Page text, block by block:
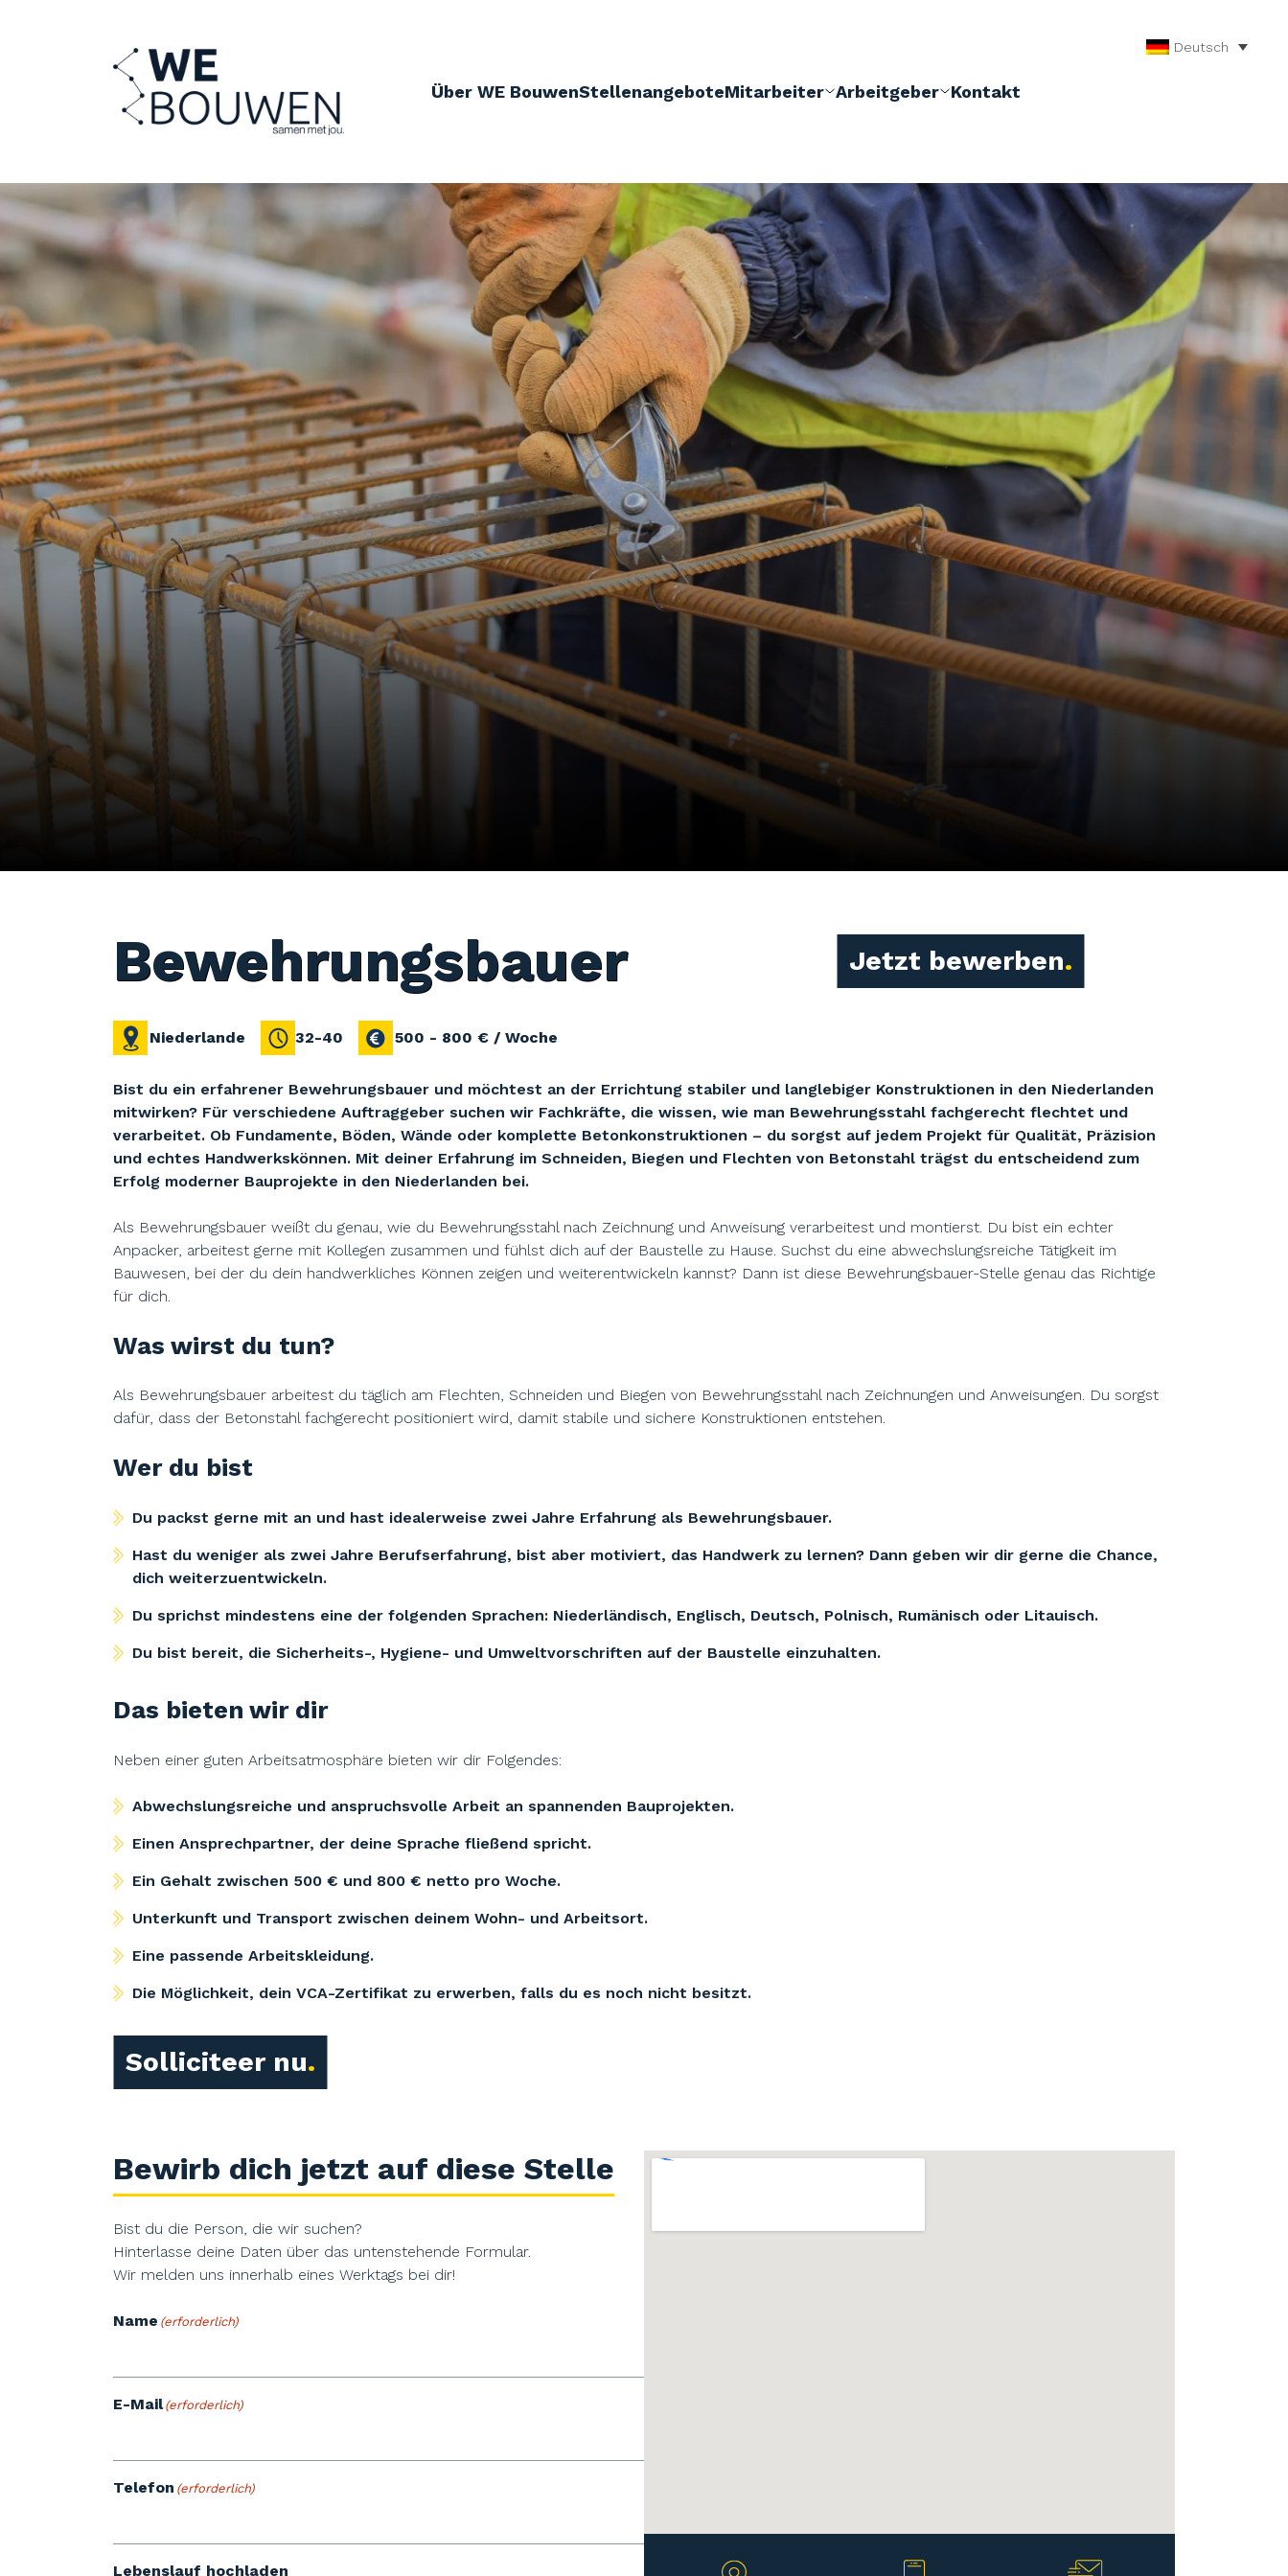
Deutsch
Über WE BouwenStellenangeboteMitarbeiter Arbeitgeber Kontakt
Bewehrungsbauer Jetzt bewerben
Niederlande 32-40 500 - 800 € / Woche
Bist du ein erfahrener Bewehrungsbauer und möchtest an der Errichtung stabiler und langlebiger Konstruktionen in den Niederlanden
mitwirken? Für verschiedene Auftraggeber suchen wir Fachkräfte, die wissen, wie man Bewehrungsstahl fachgerecht flechtet und
verarbeitet. Ob Fundamente, Böden, Wände oder komplette Betonkonstruktionen – du sorgst auf jedem Projekt für Qualität, Präzision
und echtes Handwerkskönnen. Mit deiner Erfahrung im Schneiden, Biegen und Flechten von Betonstahl trägst du entscheidend zum
Erfolg moderner Bauprojekte in den Niederlanden bei.
Als Bewehrungsbauer weißt du genau, wie du Bewehrungsstahl nach Zeichnung und Anweisung verarbeitest und montierst. Du bist ein echter
Anpacker, arbeitest gerne mit Kollegen zusammen und fühlst dich auf der Baustelle zu Hause. Suchst du eine abwechslungsreiche Tätigkeit im
Bauwesen, bei der du dein handwerkliches Können zeigen und weiterentwickeln kannst? Dann ist diese Bewehrungsbauer-Stelle genau das Richtige
für dich.
Was wirst du tun?
Als Bewehrungsbauer arbeitest du täglich am Flechten, Schneiden und Biegen von Bewehrungsstahl nach Zeichnungen und Anweisungen. Du sorgst
dafür, dass der Betonstahl fachgerecht positioniert wird, damit stabile und sichere Konstruktionen entstehen.
Wer du bist
Du packst gerne mit an und hast idealerweise zwei Jahre Erfahrung als Bewehrungsbauer.
Hast du weniger als zwei Jahre Berufserfahrung, bist aber motiviert, das Handwerk zu lernen? Dann geben wir dir gerne die Chance,
dich weiterzuentwickeln.
Du sprichst mindestens eine der folgenden Sprachen: Niederländisch, Englisch, Deutsch, Polnisch, Rumänisch oder Litauisch.
Du bist bereit, die Sicherheits-, Hygiene- und Umweltvorschriften auf der Baustelle einzuhalten.
Das bieten wir dir
Neben einer guten Arbeitsatmosphäre bieten wir dir Folgendes:
Abwechslungsreiche und anspruchsvolle Arbeit an spannenden Bauprojekten.
Einen Ansprechpartner, der deine Sprache fließend spricht.
Ein Gehalt zwischen 500 € und 800 € netto pro Woche.
Unterkunft und Transport zwischen deinem Wohn- und Arbeitsort.
Eine passende Arbeitskleidung.
Die Möglichkeit, dein VCA-Zertifikat zu erwerben, falls du es noch nicht besitzt.
Solliciteer nu
Bewirb dich jetzt auf diese Stelle
Bist du die Person, die wir suchen?
Hinterlasse deine Daten über das untenstehende Formular.
Wir melden uns innerhalb eines Werktags bei dir!
Name (erforderlich)
E-Mail (erforderlich)
Telefon (erforderlich)
Lebenslauf hochladen